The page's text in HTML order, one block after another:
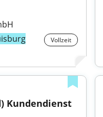
Vollzeit
Kundendienst